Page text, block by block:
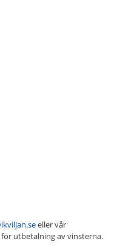
eller vår
utbetalning av vinsterna.